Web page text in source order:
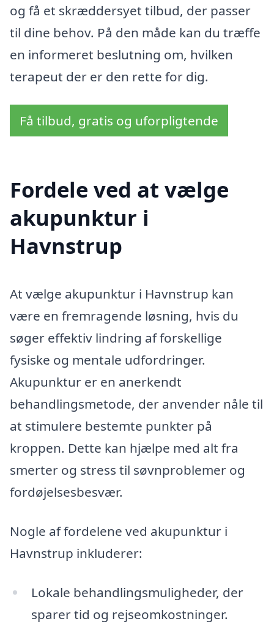
og få et skræddersyet tilbud, der passer
til dine behov. På den måde kan du træffe
en informeret beslutning om, hvilken
terapeut der er den rette for dig.
Få tilbud, gratis og uforpligtende
Fordele ved at vælge
akupunktur i
Havnstrup
At vælge akupunktur i Havnstrup kan
være en fremragende løsning, hvis du
søger effektiv lindring af forskellige
fysiske og mentale udfordringer.
Akupunktur er en anerkendt
behandlingsmetode, der anvender nåle til
at stimulere bestemte punkter på
kroppen. Dette kan hjælpe med alt fra
smerter og stress til søvnproblemer og
fordøjelsesbesvær.
Nogle af fordelene ved akupunktur i
Havnstrup inkluderer:
Lokale behandlingsmuligheder, der
sparer tid og rejseomkostninger.